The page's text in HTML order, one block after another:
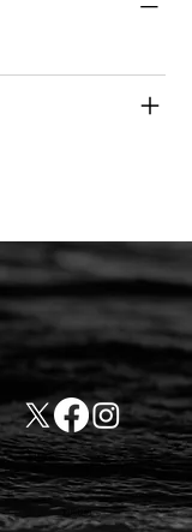
​会社概要
​利用規約